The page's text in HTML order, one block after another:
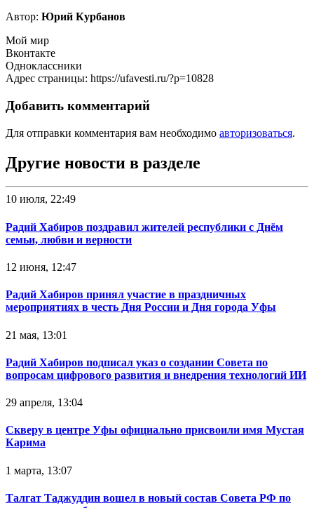
Автор: Юрий Курбанов
Мой мир
Вконтакте
Одноклассники
Адрес страницы: https://ufavesti.ru/?p=10828
Добавить комментарий
Для отправки комментария вам необходимо авторизоваться.
Другие новости в разделе
10 июля, 22:49
Радий Хабиров поздравил жителей республики с Днём
семьи, любви и верности
12 июня, 12:47
Радий Хабиров принял участие в праздничных
мероприятиях в честь Дня России и Дня города Уфы
21 мая, 13:01
Радий Хабиров подписал указ о создании Совета по
вопросам цифрового развития и внедрения технологий ИИ
29 апреля, 13:04
Скверу в центре Уфы официально присвоили имя Мустая
Карима
1 марта, 13:07
Талгат Таджуддин вошел в новый состав Совета РФ по